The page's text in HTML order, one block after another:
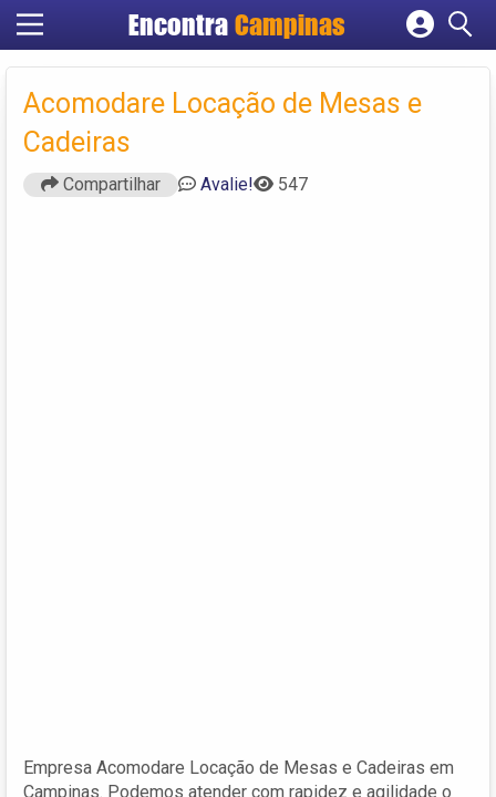
Encontra Campinas
Cadastrar empresa
Fazer login
Criar conta
Acomodare Locação de Mesas e
Cadeiras
Compartilhar Avalie! 547
Empresa Acomodare Locação de Mesas e Cadeiras em
Campinas. Podemos atender com rapidez e agilidade o